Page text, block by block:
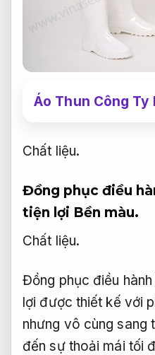
Áo Thun Công Ty
Chất liệu.
Đồng phục điều
tiện lợi Bền màu.
Chất liệu.
Đồng phục điều
lợi được thiết kế với
nhưng vô cùng sang
đến sự thoải mái tối